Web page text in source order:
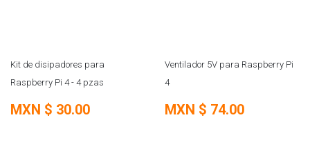
Kit de disipadores para
Raspberry Pi 4 - 4 pzas
MXN $ 30.00
Ventilador 5V para Raspberry Pi
4
MXN $ 74.00